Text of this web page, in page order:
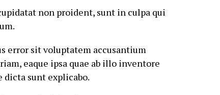
non proident, sunt in culpa qui
error sit voluptatem accusantium
eaque ipsa quae ab illo inventore
sunt explicabo.